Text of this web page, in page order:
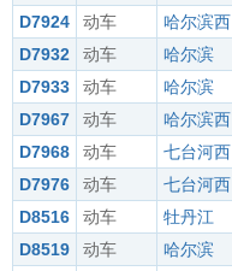
D7924
动车 哈尔滨西
D7932
动车 哈尔滨
D7933
动车 哈尔滨
D7967
动车 哈尔滨西
D7968
动车 七台河西
D7976
动车 七台河西
D8516
动车 牡丹江
D8519
动车 哈尔滨